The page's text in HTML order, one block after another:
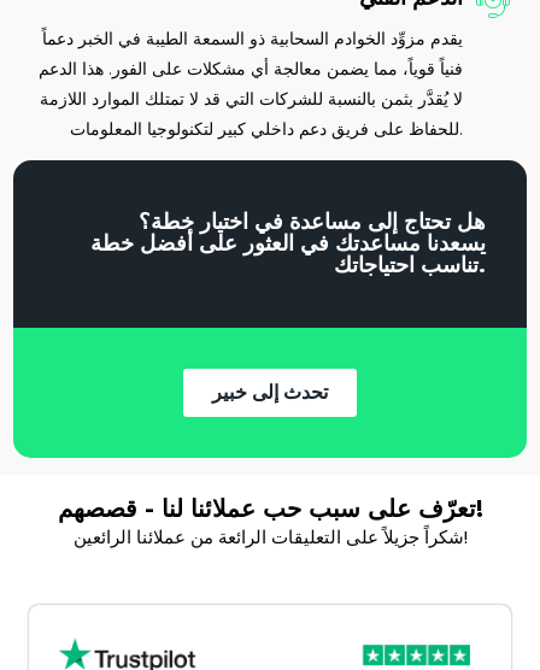
يقدم مزوِّد الخوادم السحابية ذو السمعة الطيبة في الخبر دعماً
فنياً قوياً، مما يضمن معالجة أي مشكلات على الفور. هذا الدعم
لا يُقدَّر بثمن بالنسبة للشركات التي قد لا تمتلك الموارد اللازمة
للحفاظ على فريق دعم داخلي كبير لتكنولوجيا المعلومات.
هل تحتاج إلى مساعدة في اختيار خطة؟
يسعدنا مساعدتك في العثور على أفضل خطة
تناسب احتياجاتك.
تحدث إلى خبير
تعرّف على سبب حب عملائنا لنا - قصصهم!
شكراً جزيلاً على التعليقات الرائعة من عملائنا الرائعين!